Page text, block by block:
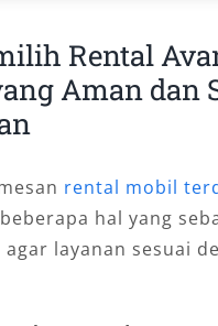
Rental
Aman dan
rental mobil
hal yang
layanan sesuai